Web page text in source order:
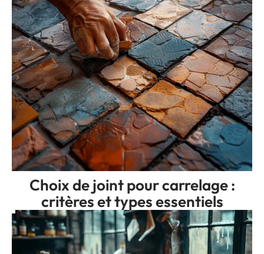
Choix de joint pour carrelage :
critères et types essentiels